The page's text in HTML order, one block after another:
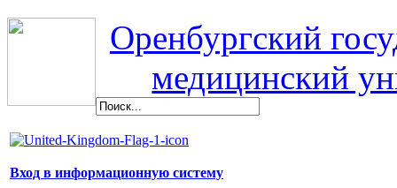
Оренбургский
медицинский
Вход в информационную систему